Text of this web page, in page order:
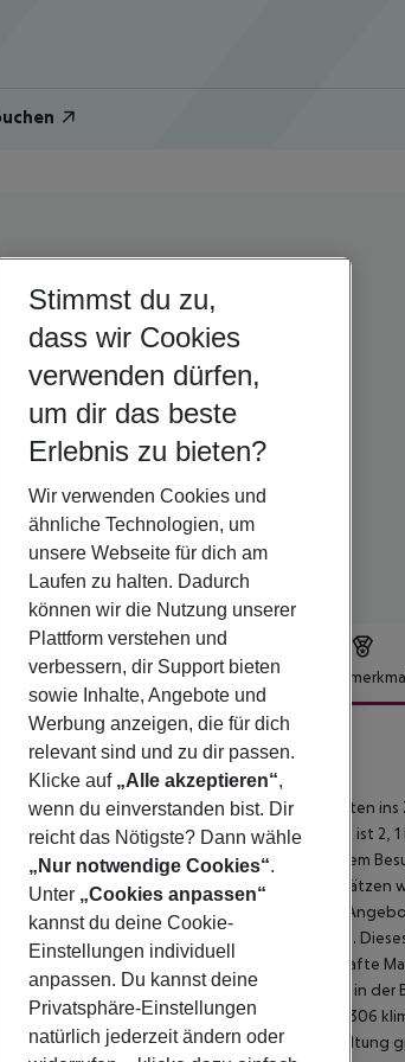
Hotelbeschreibung
Landmar
4
Hotels Amsterdam Landmark bringt dich mitten
Tropenmuseum entfernt. Dieses Hotel mit Spa ist 2,
entfernt. Nimm dir Zeit und lass dich bei einem
darunter ein Innenpool und eine Sauna, zu
und ein Concierge-Service. Zum
Rezeption und eine Gepäckaufbewahrung.
sind vorhanden. Genieße eine schmackhafte
bewirtet. Lass den Tag bei einem Drink in
Aufpreis angeboten. Fühl dich in einem der 306
auf dem Laufenden, und für deine Unterhaltung
Stimmst du zu,
dass wir Cookies
verwenden dürfen,
um dir das beste
Erlebnis zu bieten?
Wir verwenden Cookies und
ähnliche Technologien, um
unsere Webseite für dich am
Laufen zu halten. Dadurch
können wir die Nutzung unserer
Plattform verstehen und
verbessern, dir Support bieten
sowie Inhalte, Angebote und
Werbung anzeigen, die für dich
relevant sind und zu dir passen.
Klicke auf „Alle akzeptieren“,
wenn du einverstanden bist. Dir
reicht das Nötigste? Dann wähle
„Nur notwendige Cookies“.
Unter „Cookies anpassen“
kannst du deine Cookie-
Einstellungen individuell
anpassen. Du kannst deine
Privatsphäre-Einstellungen
natürlich jederzeit ändern oder